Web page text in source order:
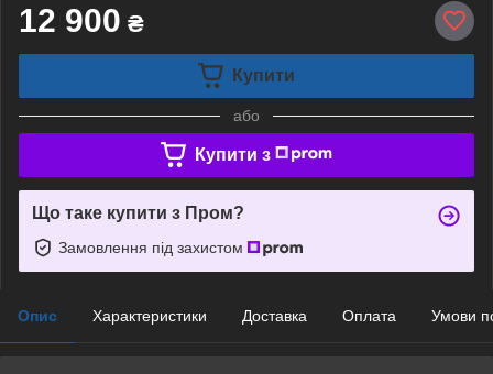
12 900 ₴
Купити
або
Купити з
Що таке купити з Пром?
Замовлення під захистом
Опис Характеристики Доставка Оплата Умови